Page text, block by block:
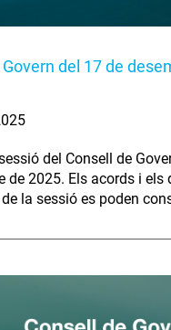
del 17 de
del Consell de
de 2025. Els acords i els
la sessió es poden